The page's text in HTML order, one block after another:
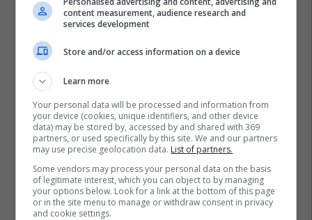
content measurement, audience research and
services development
Store and/or access information on a device
Learn more
Your personal data will be processed and information from
your device (cookies, unique identifiers, and other device
data) may be stored by, accessed by and shared with 369
partners, or used specifically by this site. We and our partners
may use precise geolocation data. List of partners.
Some vendors may process your personal data on the basis
of legitimate interest, which you can object to by managing
your options below. Look for a link at the bottom of this page
or in the site menu to manage or withdraw consent in privacy
and cookie settings.